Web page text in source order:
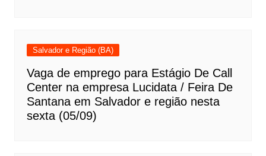
Salvador e Região (BA)
Vaga de emprego para Estágio De Call
Center na empresa Lucidata / Feira De
Santana em Salvador e região nesta
sexta (05/09)